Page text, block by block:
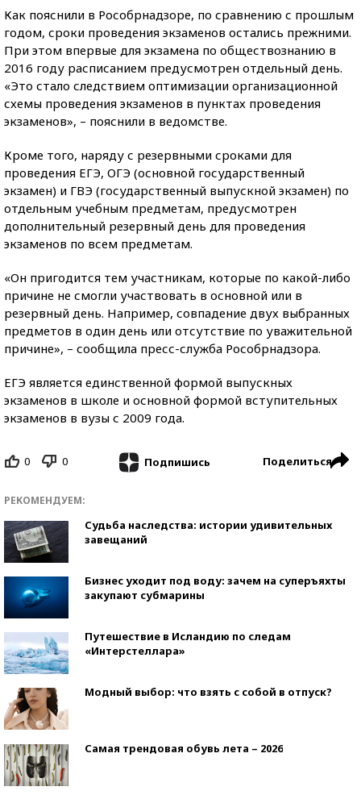
Как пояснили в Рособрнадзоре, по сравнению с прошлым
годом, сроки проведения экзаменов остались прежними.
При этом впервые для экзамена по обществознанию в
2016 году расписанием предусмотрен отдельный день.
«Это стало следствием оптимизации организационной
схемы проведения экзаменов в пунктах проведения
экзаменов», – пояснили в ведомстве.
Кроме того, наряду с резервными сроками для
проведения ЕГЭ, ОГЭ (основной государственный
экзамен) и ГВЭ (государственный выпускной экзамен) по
отдельным учебным предметам, предусмотрен
дополнительный резервный день для проведения
экзаменов по всем предметам.
«Он пригодится тем участникам, которые по какой-либо
причине не смогли участвовать в основной или в
резервный день. Например, совпадение двух выбранных
предметов в один день или отсутствие по уважительной
причине», – сообщила пресс-служба Рособрнадзора.
ЕГЭ является единственной формой выпускных
экзаменов в школе и основной формой вступительных
экзаменов в вузы с 2009 года.
0 0 Подпишись Поделиться
РЕКОМЕНДУЕМ:
Судьба наследства: истории удивительных
завещаний
Бизнес уходит под воду: зачем на суперъяхты
закупают субмарины
Путешествие в Исландию по следам
«Интерстеллара»
Модный выбор: что взять с собой в отпуск?
Самая трендовая обувь лета – 2026